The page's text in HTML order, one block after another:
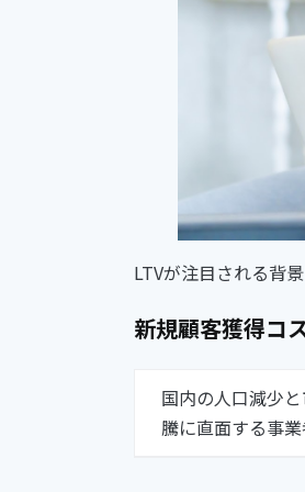
LTVが注目される背
新規顧客獲得コ
国内の人口減少
騰に直面する事